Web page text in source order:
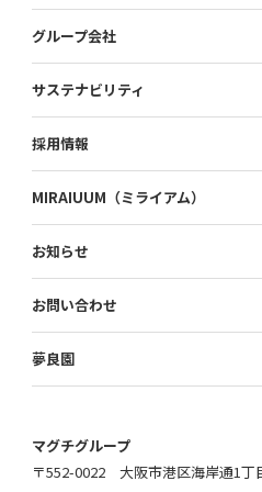
グループ会社
サステナビリティ
採用情報
MIRAIUUM（ミライアム）
お知らせ
お問い合わせ
夢良園
マグチグループ
〒552-0022 大阪市港区海岸通1丁